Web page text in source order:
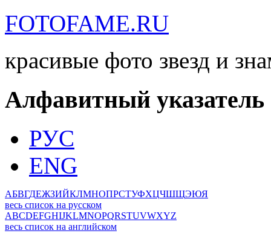
FOTOFAME.RU
красивые фото звезд и
Алфавитный указатель
РУС
ENG
АБВГДЕЖЗИЙКЛМНОПРСТУФХЦЧШЩЭЮЯ
весь список на русском
ABCDEFGHIJKLMNOPQRSTUVWXYZ
весь список на английском